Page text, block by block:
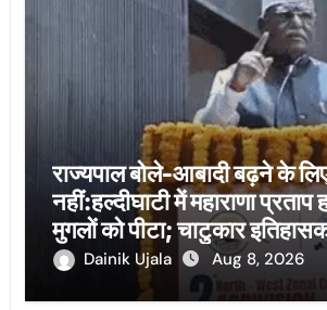
राज्यपाल बोले-आबादी बढ़ने के
नहीं:हल्दीघाटी में महाराणा प्रताप
मुगलों को पीटा; चाटुकार
लिखाDainik Ujala Aug 8, 2026